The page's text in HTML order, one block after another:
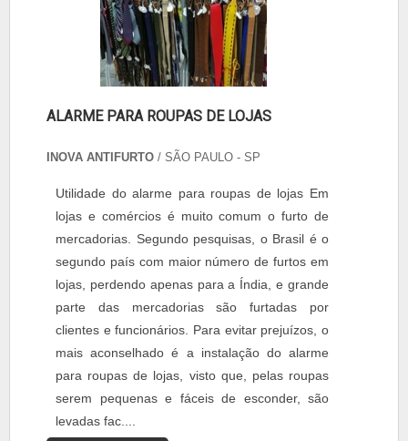
ALARME PARA ROUPAS DE LOJAS
INOVA ANTIFURTO / SÃO PAULO - SP
Utilidade do alarme para roupas de lojas Em
lojas e comércios é muito comum o furto de
mercadorias. Segundo pesquisas, o Brasil é o
segundo país com maior número de furtos em
lojas, perdendo apenas para a Índia, e grande
parte das mercadorias são furtadas por
clientes e funcionários. Para evitar prejuízos, o
mais aconselhado é a instalação do alarme
para roupas de lojas, visto que, pelas roupas
serem pequenas e fáceis de esconder, são
levadas fac....